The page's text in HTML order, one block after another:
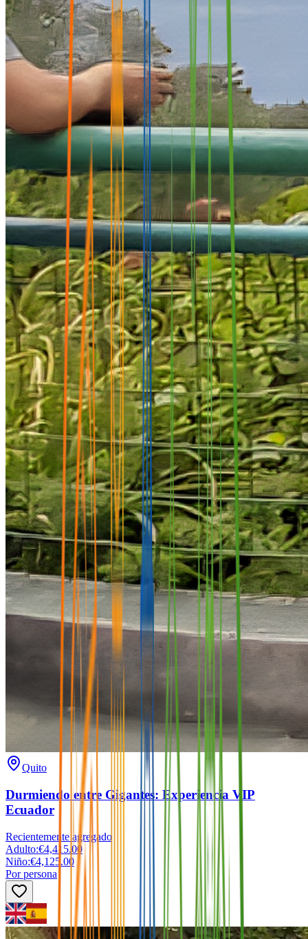
Quito
Durmiendo entre Gigantes: Experiencia VIP
Ecuador
Recientemente agregado
Adulto:€4,415.00
Niño:€4,125.00
Por persona